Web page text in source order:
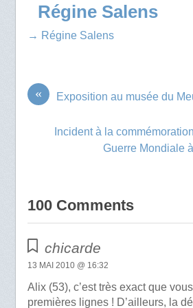
Régine Salens
→ Régine Salens
« Exposition au musée du
Incident à la
Guerre Mondiale
100 Comments
chicarde
13 MAI 2010 @ 16:32
Alix (53), c’est très exact que
premières lignes ! D’ailleurs, la